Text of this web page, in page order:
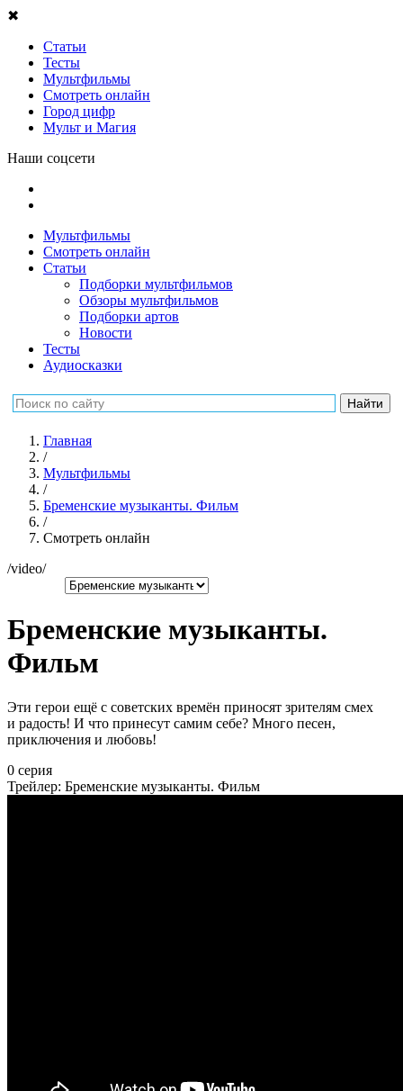
✖
Статьи
Тесты
Мультфильмы
Смотреть онлайн
Город цифр
Мульт и Магия
Наши соцсети
Мультфильмы
Смотреть онлайн
Статьи
Подборки мультфильмов
Обзоры мультфильмов
Подборки артов
Новости
Тесты
Аудиосказки
Главная
/
Мультфильмы
/
Бременские музыканты. Фильм
/
Смотреть онлайн
/video/
Бременские музыканты.
Фильм
Эти герои ещё с советских времён приносят зрителям смех
и радость! И что принесут самим себе? Много песен,
приключения и любовь!
0 серия
Трейлер: Бременские музыканты. Фильм